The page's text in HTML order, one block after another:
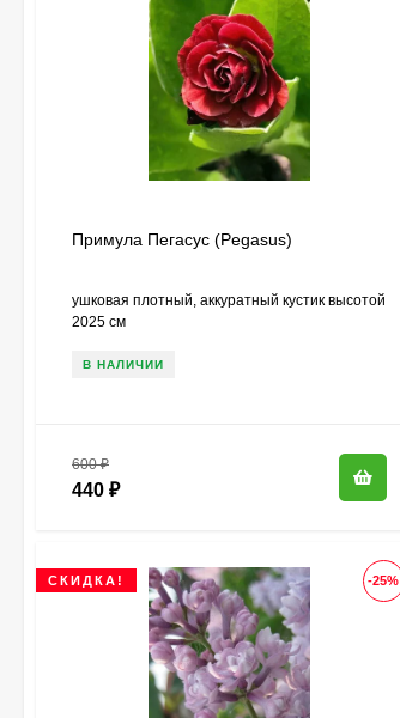
Примула Пегасус (Pegasus)
ушковая плотный, аккуратный кустик высотой
2025 см
В НАЛИЧИИ
600₽
440 ₽
-25%
СКИДКА!